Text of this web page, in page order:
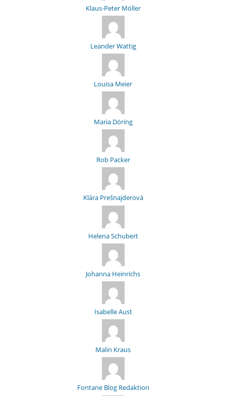
Klaus-Peter Möller
Leander Wattig
Louisa Meier
Maria Döring
Rob Packer
Klára Prešnajderová
Helena Schubert
Johanna Heinrichs
Isabelle Aust
Malin Kraus
Fontane Blog Redaktion